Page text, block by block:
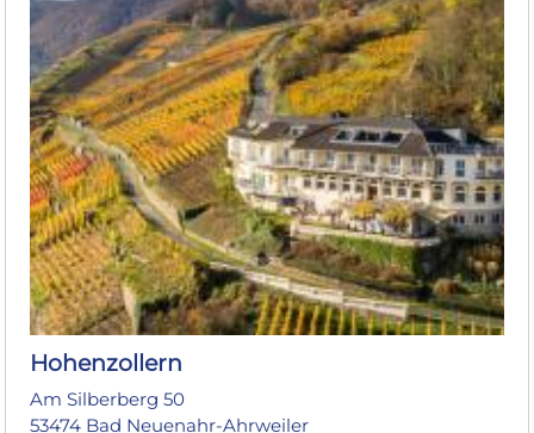
Hohenzollern
Am Silberberg 50
53474 Bad Neuenahr-Ahrweiler